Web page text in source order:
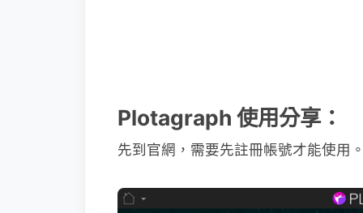
Plotagraph 使用分享：
先到官網，需要先註冊帳號才能使用